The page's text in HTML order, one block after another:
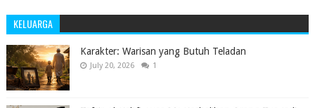
KELUARGA
Karakter: Warisan yang Butuh Teladan
July 20, 2026 1